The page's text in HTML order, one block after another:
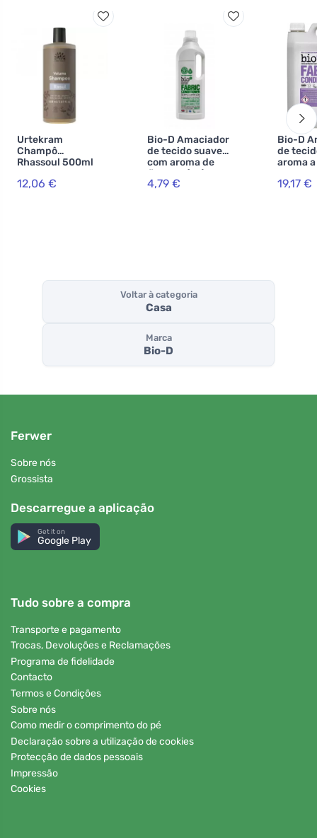
Urtekram
Champô
Rhassoul 500ml
12,06 €
Bio-D Amaciador
de tecido suave
com aroma de
floresta (1 L)
4,79 €
Bio-D
de
aroma
19,17 €
Voltar à categoria
Casa
Marca
Bio-D
Ferwer
Sobre nós
Grossista
Descarregue a aplicação
Get it on
Google Play
Tudo sobre a compra
Transporte e pagamento
Trocas, Devoluções e Reclamações
Programa de fidelidade
Contacto
Termos e Condições
Sobre nós
Como medir o comprimento do pé
Declaração sobre a utilização de cookies
Protecção de dados pessoais
Impressão
Cookies